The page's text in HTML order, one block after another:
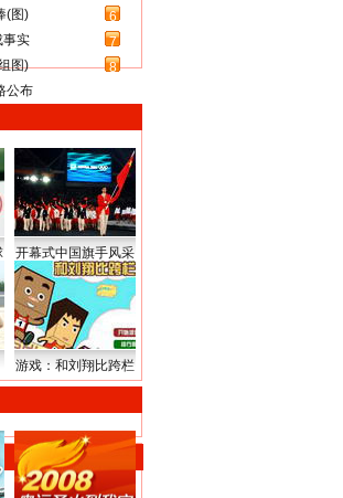
(图)
6
事实
7
图)
8
公布
开幕式中国旗手风采
游戏：和刘翔比跨栏